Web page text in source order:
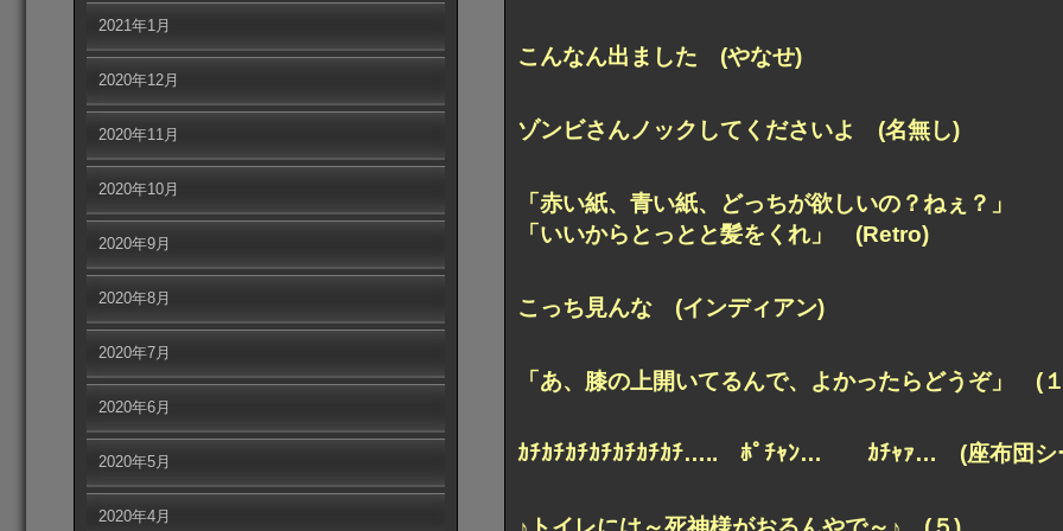
こんなん出ました (やなせ)
ゾンビさんノックしてくださいよ (名無し)
「赤い紙、青い紙、どっちが欲しいの？ねぇ？」
「いいからとっとと髪をくれ」 (Retro)
こっち見んな (インディアン)
「あ、膝の上開いてるんで、よかったらどうぞ」 (
ｶﾁｶﾁｶﾁｶﾁｶﾁｶﾁｶﾁ….. ﾎﾟﾁｬﾝ… ｶﾁｬｧ… (座布団シ
2021年1月
2020年12月
2020年11月
2020年10月
2020年9月
2020年8月
2020年7月
2020年6月
2020年5月
2020年4月